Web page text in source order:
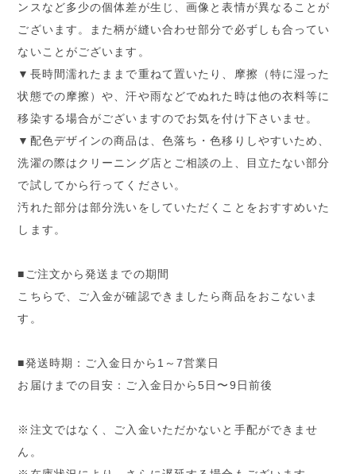
ンスなど多少の個体差が生じ、画像と表情が異なることが
ございます。また柄が縫い合わせ部分で必ずしも合ってい
ないことがございます。
▼長時間濡れたままで重ねて置いたり、摩擦（特に湿った
状態での摩擦）や、汗や雨などでぬれた時は他の衣料等に
移染する場合がございますのでお気を付け下さいませ。
▼配色デザインの商品は、色落ち・色移りしやすいため、
洗濯の際はクリーニング店とご相談の上、目立たない部分
で試してから行ってください。
汚れた部分は部分洗いをしていただくことをおすすめいた
します。
■ご注文から発送までの期間
こちらで、ご入金が確認できましたら商品をおこないま
す。
■発送時期：ご入金日から1～7営業日
お届けまでの目安：ご入金日から5日〜9日前後
※注文ではなく、ご入金いただかないと手配ができませ
ん。